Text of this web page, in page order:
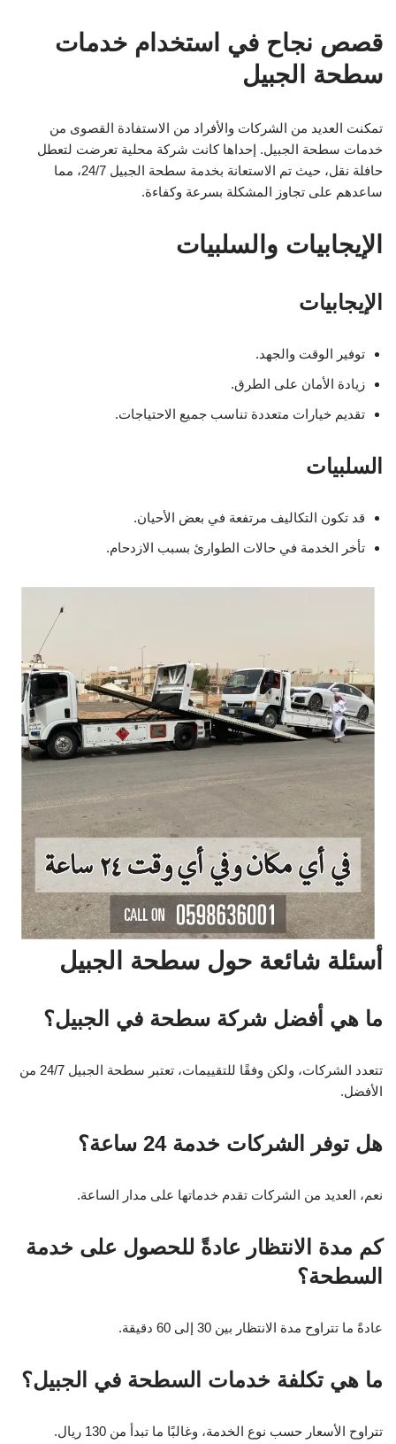
قصص نجاح في استخدام خدمات
سطحة الجبيل
تمكنت العديد من الشركات والأفراد من الاستفادة القصوى من
خدمات سطحة الجبيل. إحداها كانت شركة محلية تعرضت لتعطل
حافلة نقل، حيث تم الاستعانة بخدمة سطحة الجبيل 24/7، مما
ساعدهم على تجاوز المشكلة بسرعة وكفاءة.
الإيجابيات والسلبيات
الإيجابيات
توفير الوقت والجهد.
زيادة الأمان على الطرق.
تقديم خيارات متعددة تناسب جميع الاحتياجات.
السلبيات
قد تكون التكاليف مرتفعة في بعض الأحيان.
تأخر الخدمة في حالات الطوارئ بسبب الازدحام.
أسئلة شائعة حول سطحة الجبيل
ما هي أفضل شركة سطحة في الجبيل؟
تتعدد الشركات، ولكن وفقًا للتقييمات، تعتبر سطحة الجبيل 24/7 من
الأفضل.
هل توفر الشركات خدمة 24 ساعة؟
نعم، العديد من الشركات تقدم خدماتها على مدار الساعة.
كم مدة الانتظار عادةً للحصول على خدمة
السطحة؟
عادةً ما تتراوح مدة الانتظار بين 30 إلى 60 دقيقة.
ما هي تكلفة خدمات السطحة في الجبيل؟
تتراوح الأسعار حسب نوع الخدمة، وغالبًا ما تبدأ من 130 ريال.